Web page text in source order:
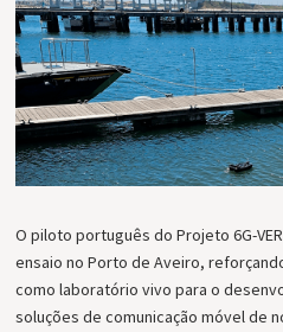
O piloto português do Projeto 6G-
ensaio no Porto de Aveiro,
como laboratório vivo para o
soluções de comunicação móvel de